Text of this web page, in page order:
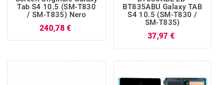
Tab S4 10.5 (SM-T830
/ SM-T835) Nero
240,78 €
BT835ABU Galaxy TAB
S4 10.5 (SM-T830 /
SM-T835)
37,97 €